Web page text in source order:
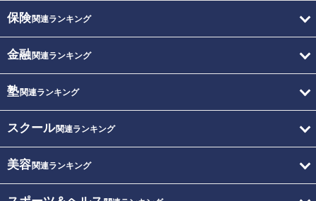
保険関連ランキング
金融関連ランキング
塾関連ランキング
スクール関連ランキング
美容関連ランキング